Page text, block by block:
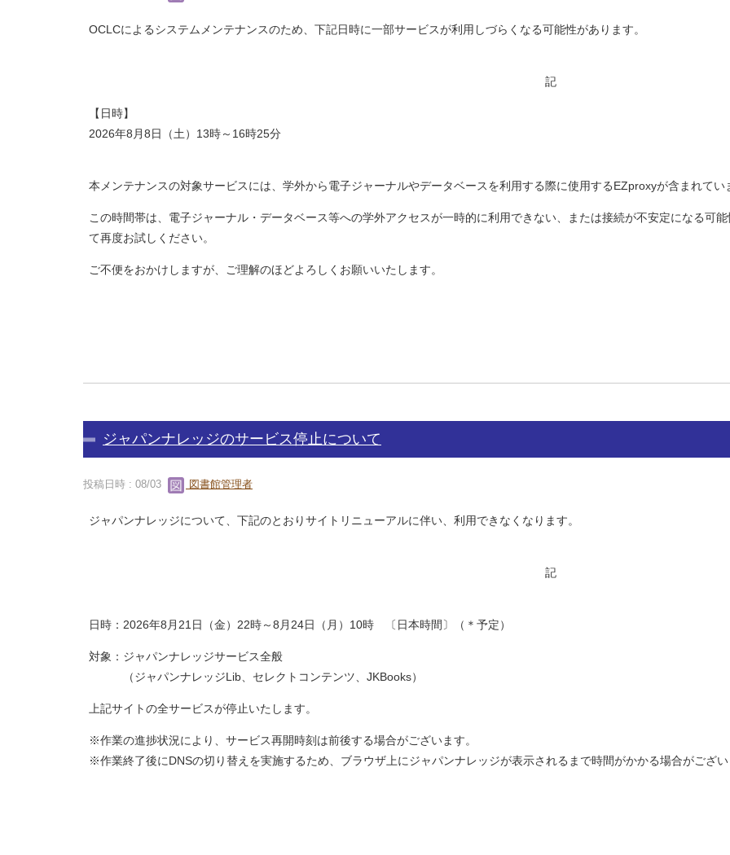
OCLCによるシステムメンテナンスのため、下記日時に一部サービスが利用しづらくなる可能性があります。
記
【日時】
2026年8月8日（土）13時～16時25分
本メンテナンスの対象サービスには、学外から電子ジャーナルやデータベースを利用する際に使用するEZproxyが含まれてい
この時間帯は、電子ジャーナル・データベース等への学外アクセスが一時的に利用できない、または接続が不安定になる可
て再度お試しください。
ご不便をおかけしますが、ご理解のほどよろしくお願いいたします。
ジャパンナレッジのサービス停止について
投稿日時 : 08/03 図書館管理者
ジャパンナレッジについて、下記のとおりサイトリニューアルに伴い、利用できなくなります。
記
日時：2026年8月21日（金）22時～8月24日（月）10時 〔日本時間〕（＊予定）
対象：ジャパンナレッジサービス全般
（ジャパンナレッジLib、セレクトコンテンツ、JKBooks）
上記サイトの全サービスが停止いたします。
※作業の進捗状況により、サービス再開時刻は前後する場合がございます。
※作業終了後にDNSの切り替えを実施するため、ブラウザ上にジャパンナレッジが表示されるまで時間がかかる場合がござ